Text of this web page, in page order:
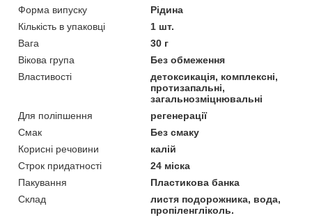
Форма випуску
Рідина
Кількість в упаковці
1 шт.
Вага
30 г
Вікова група
Без обмеження
Властивості
детоксикація, комплексні,
протизапальні,
загальнозміцнювальні
Для поліпшення
регенерації
Смак
Без смаку
Корисні речовини
калій
Строк придатності
24 міска
Пакування
Пластикова банка
Склад
листя подорожника, вода,
пропіленгліколь.